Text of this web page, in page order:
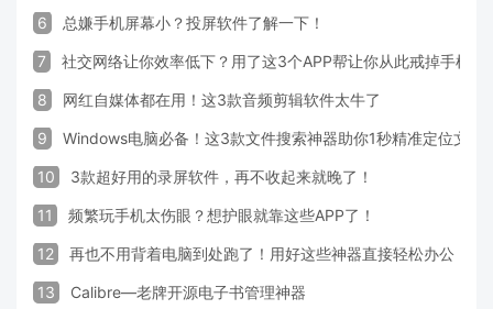
6 总嫌手机屏幕小？投屏软件了解一下！
7 社交网络让你效率低下？用了这3个APP帮让你从此戒掉手机！
8 网红自媒体都在用！这3款音频剪辑软件太牛了
9 Windows电脑必备！这3款文件搜索神器助你1秒精准定位文件
10 3款超好用的录屏软件，再不收起来就晚了！
11 频繁玩手机太伤眼？想护眼就靠这些APP了！
12 再也不用背着电脑到处跑了！用好这些神器直接轻松办公
13 Calibre—老牌开源电子书管理神器